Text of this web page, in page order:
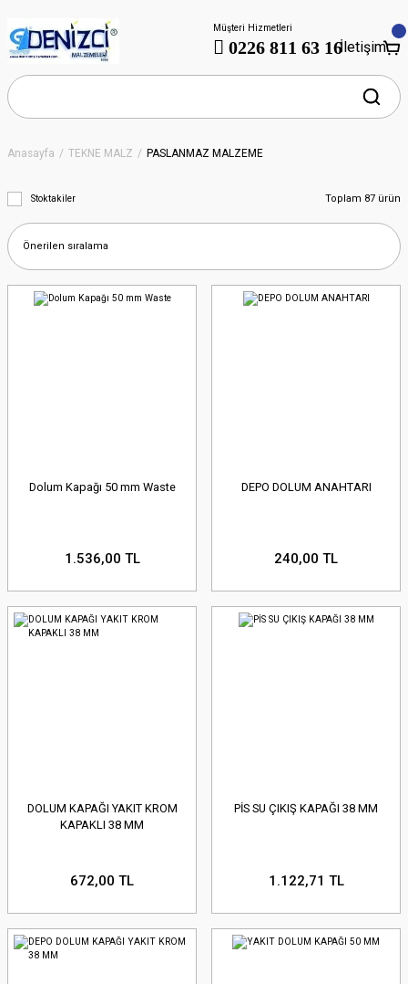
Müşteri Hizmetleri
0226 811 63 16İletişim
Anasayfa TEKNE MALZ PASLANMAZ MALZEME
Stoktakiler Toplam 87 ürün
Dolum Kapağı 50 mm Waste
1.536,00 TL
DEPO DOLUM ANAHTARI
240,00 TL
DOLUM KAPAĞI YAKIT KROM
KAPAKLI 38 MM
672,00 TL
PİS SU ÇIKIŞ KAPAĞI 38 MM
1.122,71 TL